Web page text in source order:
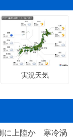
実況天気
に上陸か 寒冷渦